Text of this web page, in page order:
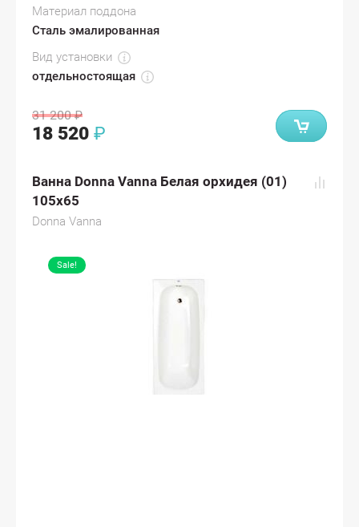
Материал поддона
Сталь эмалированная
Вид установки
отдельностоящая
31 200 ₽
18 520 ₽
Ванна Donna Vanna Белая орхидея (01)
105x65
Donna Vanna
Sale!